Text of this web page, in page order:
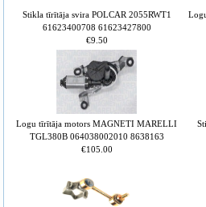
Stikla tīrītāja svira POLCAR 2055RWT1
61623400708 61623427800
€9.50
Logu tīrītāja motors MAGNETI MARELLI
TGL380B 064038002010 8638163
€105.00